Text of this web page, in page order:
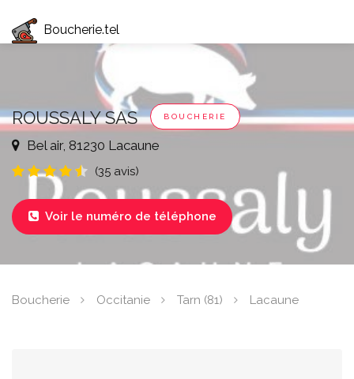
Boucherie.tel
ROUSSALY SAS BOUCHERIE
Bel air, 81230 Lacaune
(35 avis)
 Voir le numéro de téléphone
Boucherie Occitanie Tarn (81) Lacaune